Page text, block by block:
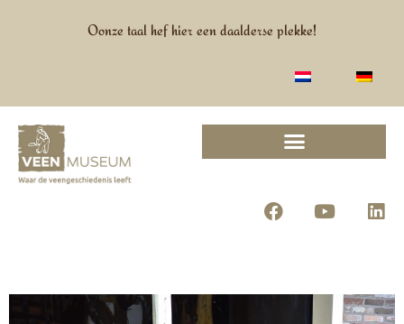
Oonze taal hef hier een daalderse plekke!